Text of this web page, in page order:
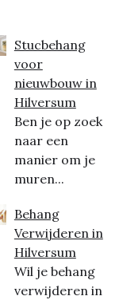
Stucbehang
voor
nieuwbouw in
Hilversum
Ben je op zoek
naar een
manier om je
muren...
Behang
Verwijderen in
Hilversum
Wil je behang
verwijderen in